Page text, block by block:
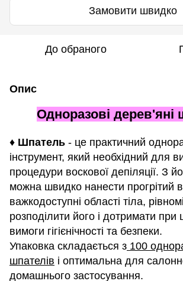
Замовити швидко
До обраного
Опис
Одноразові дерев'яні
♦ Шпатель - це практичний
інструмент, який необхідний для
процедури воскової депіляції. З
можна швидко нанести прогрітий
важкодоступні області тіла,
розподілити його і дотримати при
вимоги гігієнічності та безпеки.
Упаковка складається з 100
шпателів і оптимальна для
домашнього застосування.